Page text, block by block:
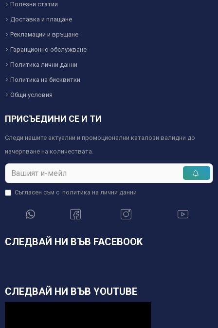
Полезни статии
Доставка и плащане
Рекламации и връщане
Гаранционно обслужване
Политика лични данни
Политика на бисквитки
Общи условия
ПРИСЪЕДИНИ СЕ И ТИ
Следи нашите актуални и промоционални каталози валидни до
изчерпване на количествата.
Съгласен съм с политика на лични данни
СЛЕДВАЙ НИ ВЪВ FACEBOOK
СЛЕДВАЙ НИ ВЪВ YOUTUBE